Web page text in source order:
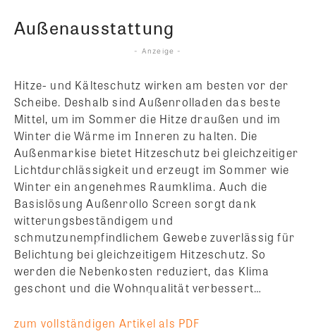
Außenausstattung
- Anzeige -
Hitze- und Kälteschutz wirken am besten vor der
Scheibe. Deshalb sind Außenrolladen das beste
Mittel, um im Sommer die Hitze draußen und im
Winter die Wärme im Inneren zu halten. Die
Außenmarkise bietet Hitzeschutz bei gleichzeitiger
Lichtdurchlässigkeit und erzeugt im Sommer wie
Winter ein angenehmes Raumklima. Auch die
Basislösung Außenrollo Screen sorgt dank
witterungsbeständigem und
schmutzunempfindlichem Gewebe zuverlässig für
Belichtung bei gleichzeitigem Hitzeschutz. So
werden die Nebenkosten reduziert, das Klima
geschont und die Wohnqualität verbessert…
zum vollständigen Artikel als PDF